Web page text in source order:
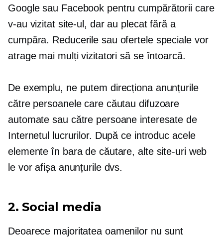
Google sau Facebook pentru cumpărătorii care
v-au vizitat site-ul, dar au plecat fără a
cumpăra. Reducerile sau ofertele speciale vor
atrage mai mulți vizitatori să se întoarcă.
De exemplu, ne putem direcționa anunțurile
către persoanele care căutau difuzoare
automate sau către persoane interesate de
Internetul lucrurilor. După ce introduc acele
elemente în bara de căutare, alte site-uri web
le vor afișa anunțurile dvs.
2. Social media
Deoarece majoritatea oamenilor nu sunt